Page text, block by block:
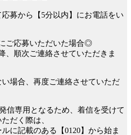
募から【5分以内】にお電話をい
ご応募いただいた場合◎
、順次ご連絡させていただきま
場合、再度ご連絡させていただ
信専用となるため、着信を受けて
だく際は、
に記載のある【0120】から始ま